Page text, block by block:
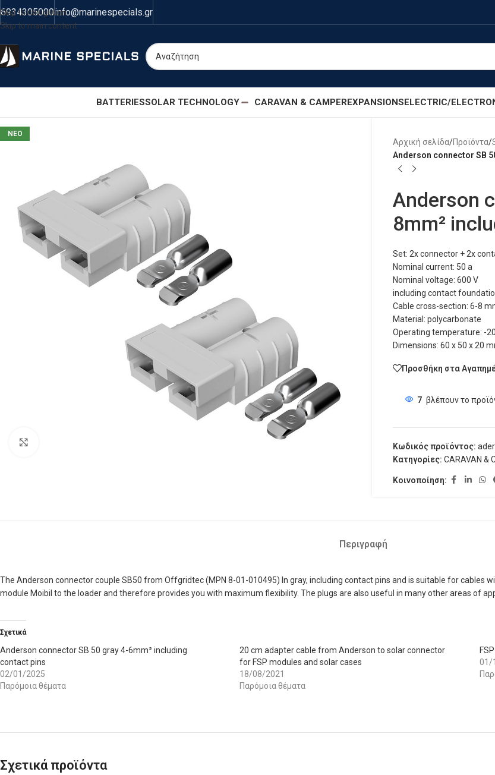
Skip to navigation
Skip to main content
6934305000info@marinespecials.gr
BATTERIESSOLAR TECHNOLOGY CARAVAN & CAMPEREXPANSIONSELECTRIC/
ΝΕΟ
Αρχική σελίδα/Προϊόντα/
Anderson connector SB
Anderson
8mm²
Set: 2x connector + 2x
Nominal current: 50 a
Nominal voltage: 600 V
including contact
Cable cross-section: 6-8
Material: polycarbonate
Operating temperature: -20
Dimensions: 60 x 50 x 20
Προσθήκη στα
7 βλέπουν το
Κωδικός προϊόντος:
Κατηγορίες: CARAVAN &
Κοινοποίηση:
Περιγραφή
The Anderson connector couple SB50 from Offgridtec (MPN 8-01-010495) In gray, including contact pins and is suitable for cables
module Moibil to the loader and therefore provides you with maximum flexibility. The plugs are also useful in many other areas of
Σχετικά
Anderson connector SB 50 gray 4-6mm² including
contact pins
02/01/2025
Παρόμοια θέματα
20 cm adapter cable from Anderson to solar connector
for FSP modules and solar cases
18/08/2021
Παρόμοια θέματα
01/
Σχετικά προϊόντα